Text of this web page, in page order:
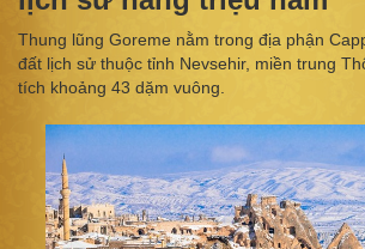
Thung lũng Goreme nằm trong địa phận
đất lịch sử thuộc tỉnh Nevsehir, miền trung
tích khoảng 43 dặm vuông.